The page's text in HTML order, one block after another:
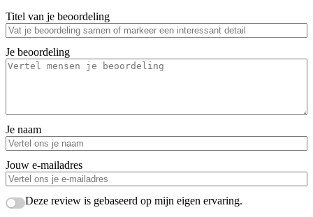
Titel van je beoordeling
Je beoordeling
Je naam
Jouw e-mailadres
Deze review is gebaseerd op mijn eigen ervaring.